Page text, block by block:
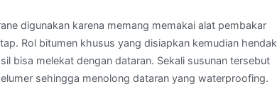
digunakan karena memang memakai alat pembakar
Rol bitumen khusus yang disiapkan kemudian hendak
bisa melekat dengan dataran. Sekali susunan tersebut
sehingga menolong dataran yang waterproofing.